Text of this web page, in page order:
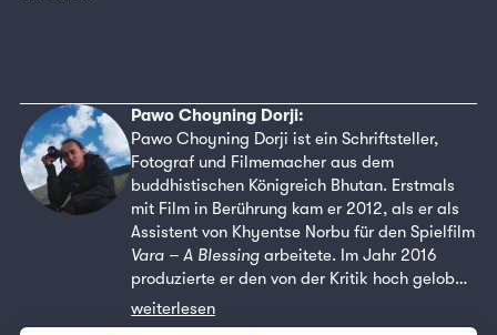
Pawo Choyning Dorji:
Pawo Choyning Dorji ist ein Schriftsteller,
Fotograf und Filmemacher aus dem
buddhistischen Königreich Bhutan. Erstmals
mit Film in Berührung kam er 2012, als er als
Assistent von Khyentse Norbu für den Spielfilm
Vara – A Blessing arbeitete. Im Jahr 2016
produzierte er den von der Kritik hoch gelob…
weiterlesen